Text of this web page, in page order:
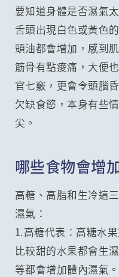
要知道身體是否濕氣
舌頭出現白色或黃色
頭油都會增加，感到
筋骨有點痠痛，大便
官七竅，更會令頭腦
欠缺食慾，本身有些
尖。
哪些食物會增
高糖、高脂和生冷這
濕氣：
1.高糖代表：高糖水
比較甜的水果都會生
等都會增加體內濕氣